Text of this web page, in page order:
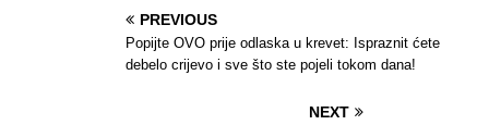
PREVIOUS
Popijte OVO prije odlaska u krevet: Ispraznit ćete
debelo crijevo i sve što ste pojeli tokom dana!
NEXT